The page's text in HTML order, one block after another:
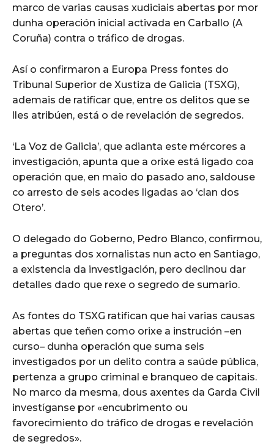
marco de varias causas xudiciais abertas por mor
dunha operación inicial activada en Carballo (A
Coruña) contra o tráfico de drogas.
Así o confirmaron a Europa Press fontes do
Tribunal Superior de Xustiza de Galicia (TSXG),
ademais de ratificar que, entre os delitos que se
lles atribúen, está o de revelación de segredos.
‘La Voz de Galicia’, que adianta este mércores a
investigación, apunta que a orixe está ligado coa
operación que, en maio do pasado ano, saldouse
co arresto de seis acodes ligadas ao ‘clan dos
Otero’.
O delegado do Goberno, Pedro Blanco, confirmou,
a preguntas dos xornalistas nun acto en Santiago,
a existencia da investigación, pero declinou dar
detalles dado que rexe o segredo de sumario.
As fontes do TSXG ratifican que hai varias causas
abertas que teñen como orixe a instrución –en
curso– dunha operación que suma seis
investigados por un delito contra a saúde pública,
pertenza a grupo criminal e branqueo de capitais.
No marco da mesma, dous axentes da Garda Civil
investíganse por «encubrimento ou
favorecimiento do tráfico de drogas e revelación
de segredos».